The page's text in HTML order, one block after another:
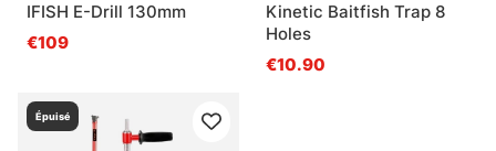
IFISH E-Drill 130mm
€109
Kinetic Baitfish Trap 8
Holes
€10.90
Épuisé